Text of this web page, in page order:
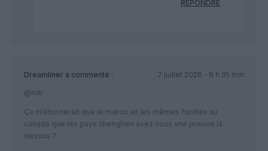
RÉPONDRE
Dreamliner a commenté :
7 juillet 2026 - 8 h 35 min
@ndr
Ça m’étonnerait que le maroc ait les mêmes facities au
canada que les pays shenghen avez vous une preuve là
dessus ?